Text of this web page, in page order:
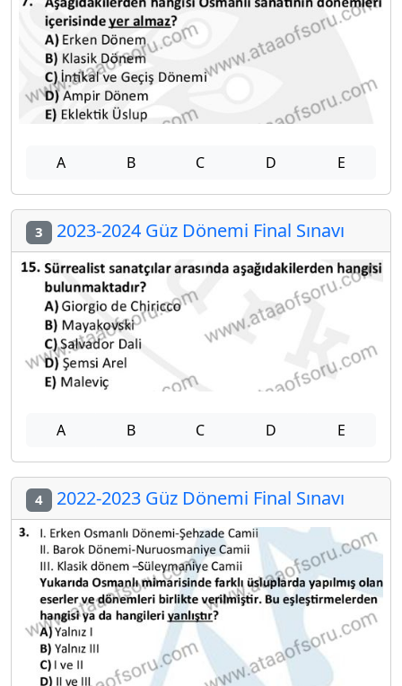
A B C D E
3 2023-2024 Güz Dönemi Final Sınavı
A B C D E
4 2022-2023 Güz Dönemi Final Sınavı